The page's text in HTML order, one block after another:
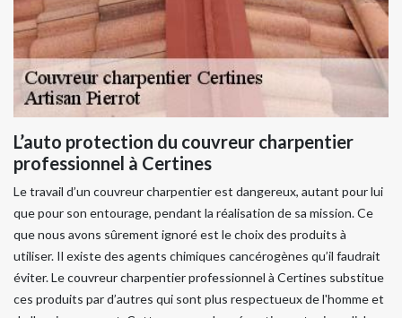
L’auto protection du couvreur charpentier
professionnel à Certines
Le travail d’un couvreur charpentier est dangereux, autant pour lui
que pour son entourage, pendant la réalisation de sa mission. Ce
que nous avons sûrement ignoré est le choix des produits à
utiliser. Il existe des agents chimiques cancérogènes qu’il faudrait
éviter. Le couvreur charpentier professionnel à Certines substitue
ces produits par d’autres qui sont plus respectueux de l'homme et